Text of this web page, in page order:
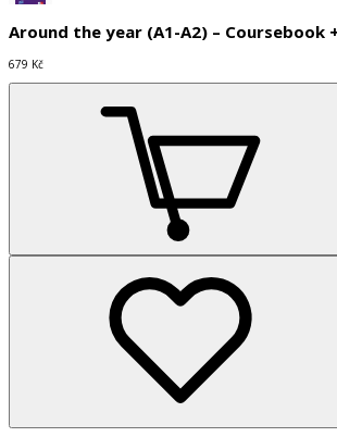
Around the year (A1-A2) – Coursebook
679 Kč